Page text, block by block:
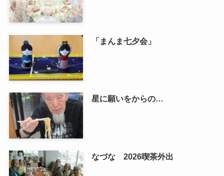
「まんま七夕会」
星に願いをからの…
なづな 2026喫茶外出